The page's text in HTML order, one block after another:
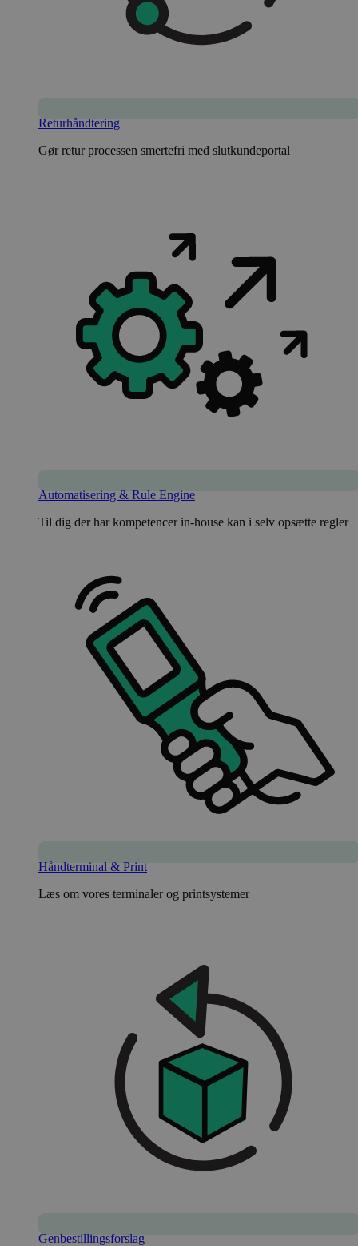
Returhåndtering
Gør retur processen smertefri med slutkundeportal
Automatisering & Rule Engine
Til dig der har kompetencer in-house kan i selv opsætte regler
Håndterminal & Print
Læs om vores terminaler og printsystemer
Genbestillingsforslag